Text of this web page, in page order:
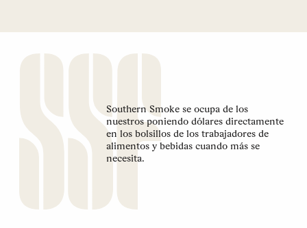
Southern Smoke se ocupa de los
nuestros poniendo dólares directamente
en los bolsillos de los trabajadores de
alimentos y bebidas cuando más se
necesita.